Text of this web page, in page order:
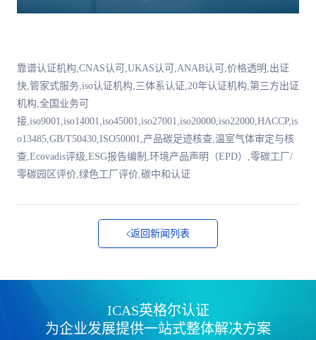
靠谱认证机构,CNAS认可,UKAS认可,ANAB认可,价格透明,出证
快,管家式服务,iso认证机构,三体系认证,20年认证机构,第三方出证
机构,全国业务可
接,iso9001,iso14001,iso45001,iso27001,iso20000,iso22000,HACCP,is
o13485,GB/T50430,ISO50001,产品碳足迹核查,温室气体审定与核
查,Ecovadis评级,ESG报告编制,环境产品声明（EPD）,零碳工厂/
零碳园区评价,绿色工厂评价,碳中和认证
返回新闻列表
ICAS英格尔认证
为企业发展提供一站式整体解决方案